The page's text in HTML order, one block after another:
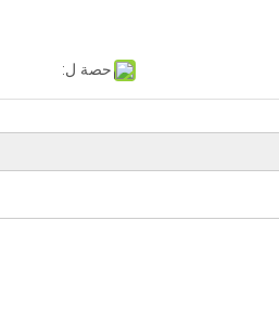
حصة ل: